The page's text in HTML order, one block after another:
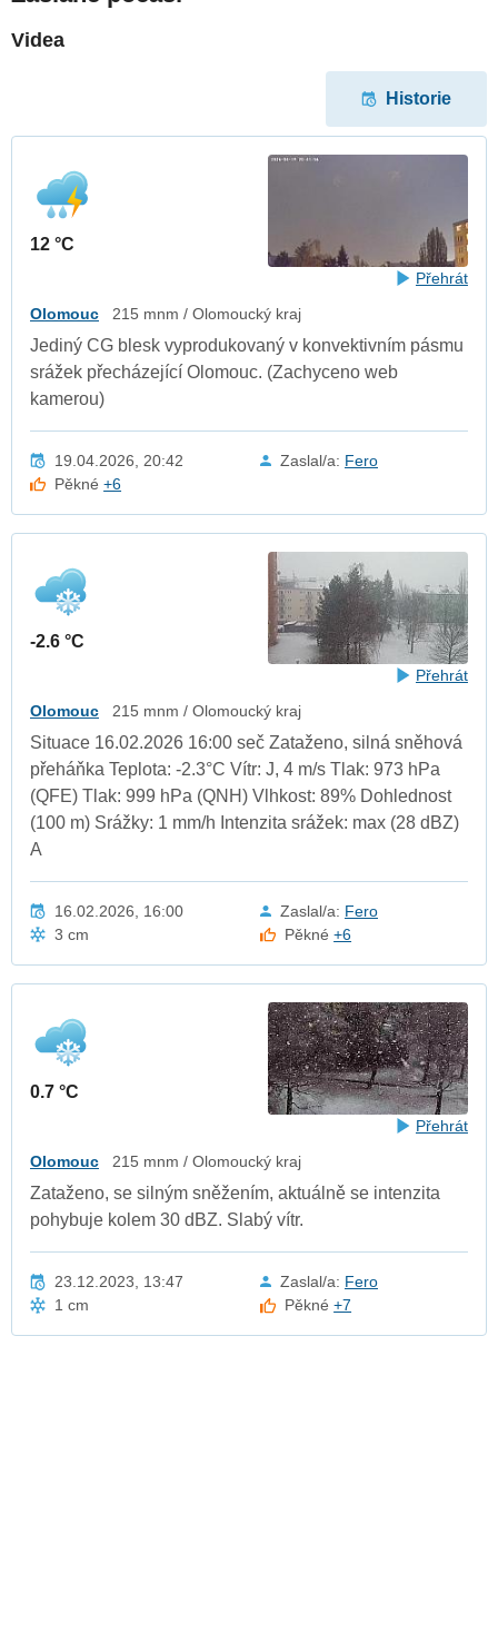
Videa
Historie
12 °C
Přehrát
Olomouc 215 mnm / Olomoucký kraj
Jediný CG blesk vyprodukovaný v konvektivním pásmu
srážek přecházející Olomouc. (Zachyceno web
kamerou)
19.04.2026, 20:42 Zaslal/a: Fero
Pěkné+6
-2.6 °C
Přehrát
Olomouc 215 mnm / Olomoucký kraj
Situace 16.02.2026 16:00 seč Zataženo, silná sněhová
přeháňka Teplota: -2.3°C Vítr: J, 4 m/s Tlak: 973 hPa
(QFE) Tlak: 999 hPa (QNH) Vlhkost: 89% Dohlednost
(100 m) Srážky: 1 mm/h Intenzita srážek: max (28 dBZ)
A
16.02.2026, 16:00 Zaslal/a: Fero
3 cm
Pěkné+6
0.7 °C
Přehrát
Olomouc 215 mnm / Olomoucký kraj
Zataženo, se silným sněžením, aktuálně se intenzita
pohybuje kolem 30 dBZ. Slabý vítr.
23.12.2023, 13:47 Zaslal/a: Fero
1 cm
Pěkné+7